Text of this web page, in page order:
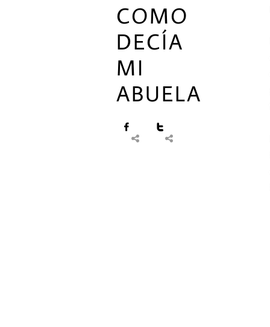
COMO
DECÍA
MI
ABUELA



